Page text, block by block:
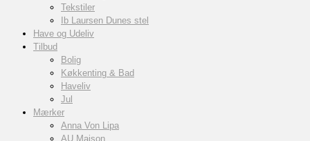
Tekstiler
Ib Laursen Dunes stel
Have og Udeliv
Tilbud
Bolig
Køkkenting & Bad
Haveliv
Jul
Mærker
Anna Von Lipa
AU Maison